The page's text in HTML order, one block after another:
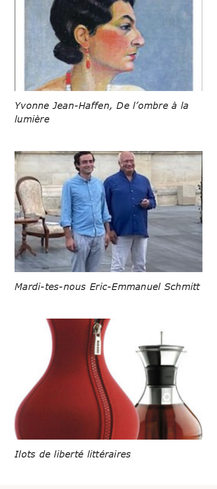
Yvonne Jean-Haffen, De l’ombre à la
lumière
Mardi-tes-nous Eric-Emmanuel Schmitt
Ilots de liberté littéraires